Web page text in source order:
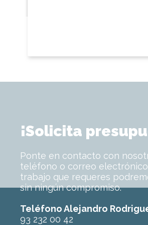
¡Solicita
Ponte en contacto con
teléfono o correo
trabajo que requeres
sin ningún compromiso.
Teléfono Alejandro
93 232 00 42